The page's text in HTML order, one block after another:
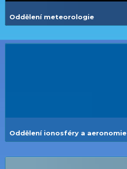
Oddělení meteorologie
Oddělení ionosféry a aeronomie